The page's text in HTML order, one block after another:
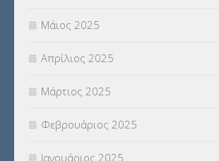
Μάιος 2025
Απρίλιος 2025
Μάρτιος 2025
Φεβρουάριος 2025
Ιανουάριος 2025